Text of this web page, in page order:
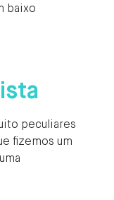
baixo
peculiares
fizemos um